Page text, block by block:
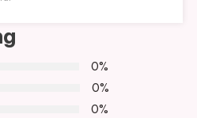
0%
0%
0%